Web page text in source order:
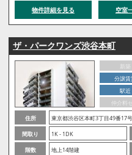
物件詳細を見る 空室
ザ・パークワンズ渋谷本町
新築
分譲賃
駅近
仲介料
住所
東京都渋谷区本町3丁目49番17号
間取り
1K - 1DK
階数
地上14階建